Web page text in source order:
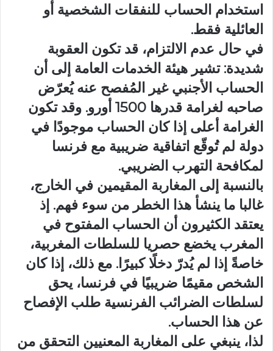
استخدام الحساب للنفقات الشخصية أو
العائلية فقط.
في حال عدم الالتزام، قد تكون العقوبة
شديدة: تشير هيئة الخدمات العامة إلى أن
الحساب الأجنبي غير المُفصح عنه يُعرّض
صاحبه لغرامة قدرها 1500 أورو. وقد تكون
الغرامة أعلى إذا كان الحساب موجودًا في
دولة لم تُوقّع اتفاقية ضريبية مع فرنسا
لمكافحة التهرب الضريبي.
بالنسبة إلى المغاربة المقيمين في الخارج،
غالبا ما ينشأ هذا الخطر من سوء فهم. إذ
يعتقد الكثيرون أن الحساب المفتوح في
المغرب يخضع حصريا للسلطات المغربية،
خاصةً إذا لم يُدرّ دخلًا كبيرًا. مع ذلك، إذا كان
الشخص مقيمًا ضريبيًا في فرنسا، يحق
لسلطات الضرائب الفرنسية طلب الإفصاح
عن هذا الحساب.
لذا، ينبغي على المغاربة المعنيين التحقق من